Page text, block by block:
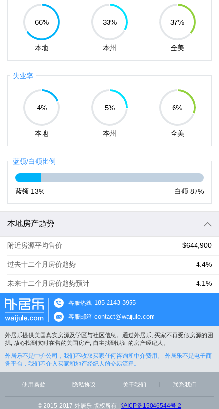
66%
本地
33%
本州
37%
全美
失业率
4%
本地
5%
本州
6%
全美
蓝领/白领比例
蓝领 13% 白领 87%
本地房产趋势
附近房源平均售价 $644,900
过去十二个月房价趋势 4.4%
未来十二个月房价趋势预计 4.1%
客服热线 185-2143-3955
客服邮箱 contact@waijule.com
外居乐提供美国真实房源及学区与社区信息。通过外居乐, 买家不再受假房源的困
扰, 放心找到实时在售的美国房产, 自主找到认证的房产经纪人。
外居乐不是中介公司，我们不收取买家任何咨询和中介费用。 外居乐不是电子商
务平台，我们不介入买家和地产经纪人的交易流程。
使用条款 隐私协议 关于我们 联系我们
© 2015-2017 外居乐 版权所有 | 沪ICP备15046544号-2